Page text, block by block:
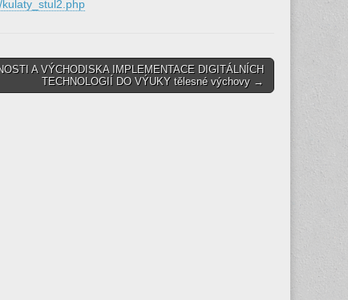
A VÝCHODISKA IMPLEMENTACE DIGITÁLNÍCH
TECHNOLOGIÍ DO VÝUKY tělesné výchovy →